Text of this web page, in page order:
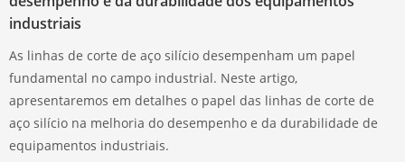
industriais
As linhas de corte de aço silício desempenham um papel
fundamental no campo industrial. Neste artigo,
apresentaremos em detalhes o papel das linhas de corte de
aço silício na melhoria do desempenho e da durabilidade de
equipamentos industriais.